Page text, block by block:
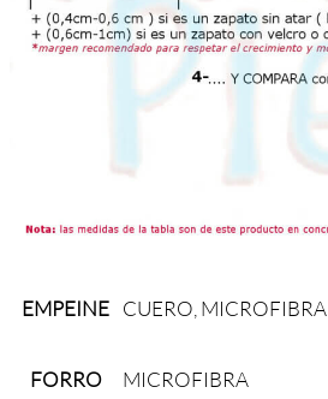
EMPEINE CUERO, MICROFIBRA
FORRO MICROFIBRA